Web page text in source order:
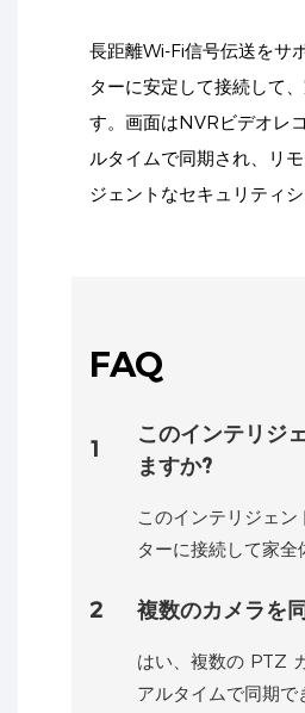
長距離Wi-Fi信号伝送をサ
ターに安定して接続して
す。画面はNVRビデオレ
ルタイムで同期され、リ
ジェントなセキュリティ
FAQ
1
このインテリジ
ますか?
このインテリジェ
ターに接続して家全
2 複数のカメラを
はい、複数の PTZ
アルタイムで同期で